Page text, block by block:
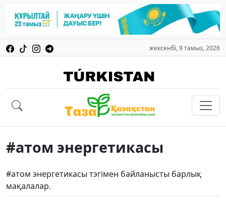
жексенбі, 9 тамыз, 2026
#атом энергетикасы
#атом энергетикасы тэгімен байланысты барлық
мақалалар.